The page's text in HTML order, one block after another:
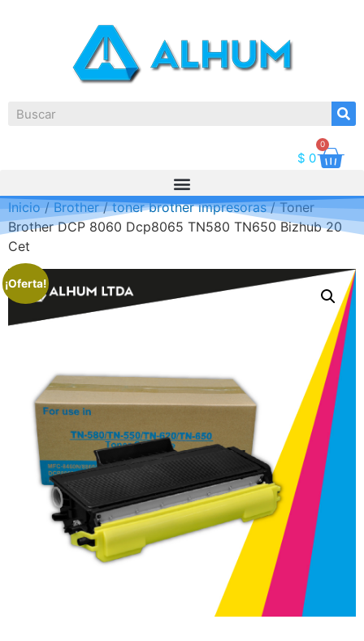
$ 0
0
Inicio/Brother/toner brother impresoras/ Toner
Brother DCP 8060 Dcp8065 TN580 TN650 Bizhub 20
Cet
¡Oferta!